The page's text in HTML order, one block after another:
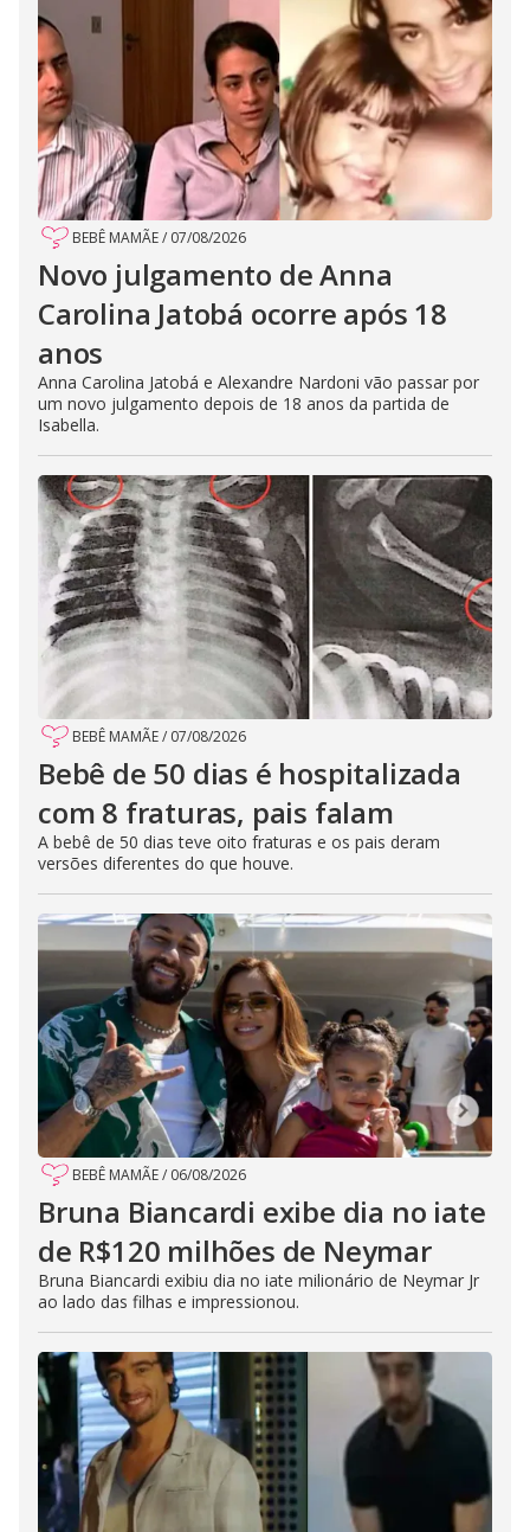
BEBÊ MAMÃE/ 07/08/2026
Novo julgamento de Anna
Carolina Jatobá ocorre após 18
anos
Anna Carolina Jatobá e Alexandre Nardoni vão passar por
um novo julgamento depois de 18 anos da partida de
Isabella.
BEBÊ MAMÃE/ 07/08/2026
Bebê de 50 dias é hospitalizada
com 8 fraturas, pais falam
A bebê de 50 dias teve oito fraturas e os pais deram
versões diferentes do que houve.
BEBÊ MAMÃE/ 06/08/2026
Bruna Biancardi exibe dia no iate
de R$120 milhões de Neymar
Bruna Biancardi exibiu dia no iate milionário de Neymar Jr
ao lado das filhas e impressionou.